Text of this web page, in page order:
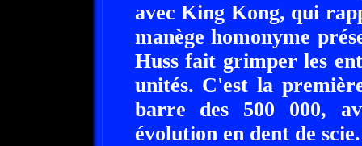
avec King Kong, qui
manège homonyme
Huss fait grimper les
unités. C'est la
barre des 500 000,
évolution en dent de scie.